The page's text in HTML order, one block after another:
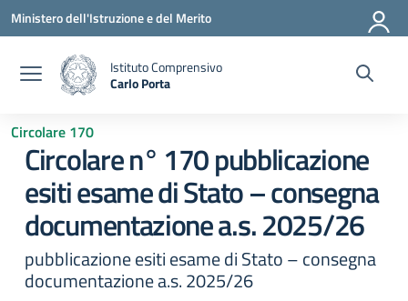
Vai ai contenuti
Vai al menu di navigazione
Vai al footer
Ministero dell'Istruzione e del Merito
Istituto Comprensivo
Carlo Porta
Circolare 170
Circolare n° 170 pubblicazione
esiti esame di Stato – consegna
documentazione a.s. 2025/26
pubblicazione esiti esame di Stato – consegna
documentazione a.s. 2025/26